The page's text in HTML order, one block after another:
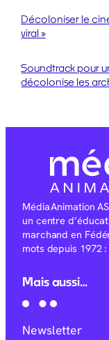
Décoloniser le
viral »
Soundtrack pour
décolonise les
Média Animation
un centre
marchand en
mots depuis 1972
Mais aussi…
Newsletter